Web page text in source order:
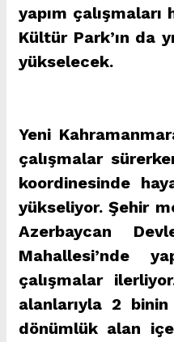
yapım
Kültür Park’ın da
yükselecek.
Yeni
çalışmalar
koordinesinde
yükseliyor. Şehir
Azerbaycan
Mahallesi’nde
çalışmalar
alanlarıyla 2
dönümlük alan